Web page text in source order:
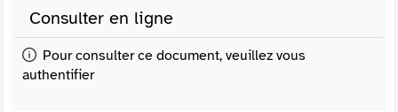
Consulter en ligne
Pour consulter ce document, veuillez vous
authentifier